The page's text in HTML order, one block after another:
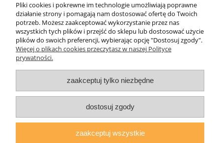
Twoje konto
Koperty
Taśmy i noże bezpieczne
Pliki cookies i pokrewne im technologie umożliwiają poprawne
działanie strony i pomagają nam dostosować ofertę do Twoich
potrzeb. Możesz zaakceptować wykorzystanie przez nas
wszystkich tych plików i przejść do sklepu lub dostosować użycie
plików do swoich preferencji, wybierając opcję "Dostosuj zgody".
Więcej o plikach cookies przeczytasz w naszej Polityce
prywatności.
zaakceptuj tylko niezbędne
dostosuj zgody
zaakceptuj wszystkie